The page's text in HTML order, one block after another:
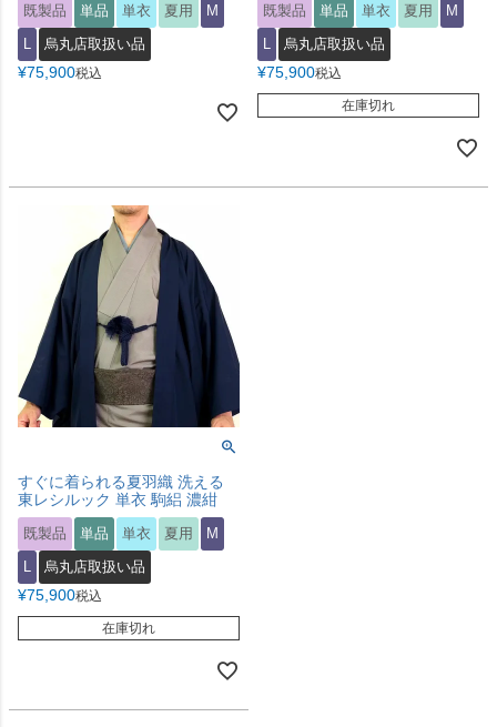
既製品 単品 単衣 夏用 M
L 烏丸店取扱い品
¥75,900税込
既製品 単品 単衣 夏用 M
L 烏丸店取扱い品
¥75,900税込
在庫切れ
すぐに着られる夏羽織 洗える
東レシルック 単衣 駒絽 濃紺
既製品 単品 単衣 夏用 M
L 烏丸店取扱い品
¥75,900税込
在庫切れ